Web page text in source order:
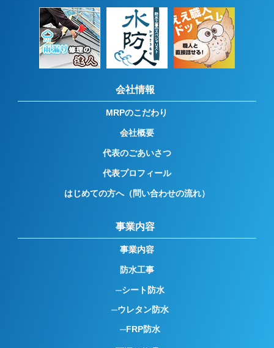
会社情報
MRPのこだわり
会社概要
代表のごあいさつ
代表プロフィール
はじめての方へ（問い合わせの流れ）
事業内容
事業内容
防水工事
シート防水
ウレタン防水
FRP防水